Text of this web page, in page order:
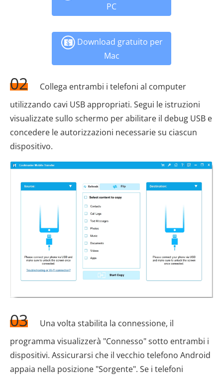
PC
Download gratuito per
Mac
02
Collega entrambi i telefoni al computer
utilizzando cavi USB appropriati. Segui le istruzioni
visualizzate sullo schermo per abilitare il debug USB e
concedere le autorizzazioni necessarie su ciascun
dispositivo.
03
Una volta stabilita la connessione, il
programma visualizzerà "Connesso" sotto entrambi i
dispositivi. Assicurarsi che il vecchio telefono Android
appaia nella posizione "Sorgente". Se i telefoni